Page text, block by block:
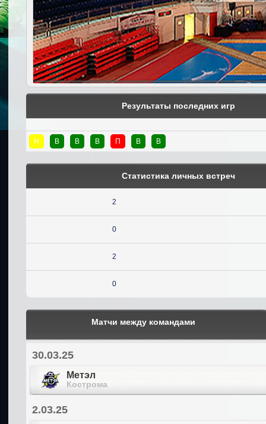
Результаты последних игр
Н В В В П В В
Статистика личных встреч
2
0
2
0
Матчи между командами
30.03.25
Метэл
Кострома
2.03.25